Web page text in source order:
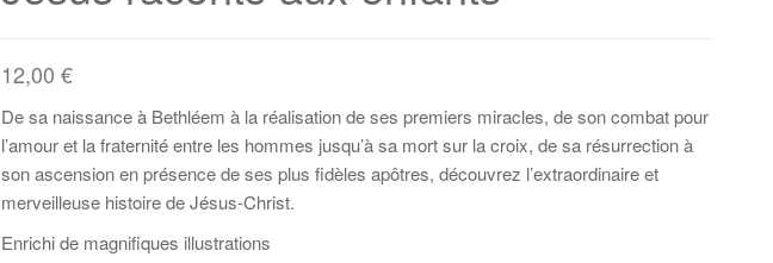
12,00 €
De sa naissance à Bethléem à la réalisation de ses premiers miracles, de son combat pour
l’amour et la fraternité entre les hommes jusqu’à sa mort sur la croix, de sa résurrection à
son ascension en présence de ses plus fidèles apôtres, découvrez l’extraordinaire et
merveilleuse histoire de Jésus-Christ.
Enrichi de magnifiques illustrations